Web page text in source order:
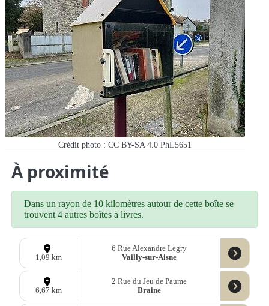
Crédit photo : CC BY-SA 4.0 PhL5651
À proximité
Dans un rayon de 10 kilomètres autour de cette boîte se
trouvent 4 autres boîtes à livres.
1,09 km
6 Rue Alexandre Legry
Vailly-sur-Aisne
6,67 km
2 Rue du Jeu de Paume
Braine